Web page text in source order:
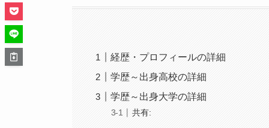
経歴・プロフィールの詳細
学歴～出身高校の詳細
学歴～出身大学の詳細
共有: